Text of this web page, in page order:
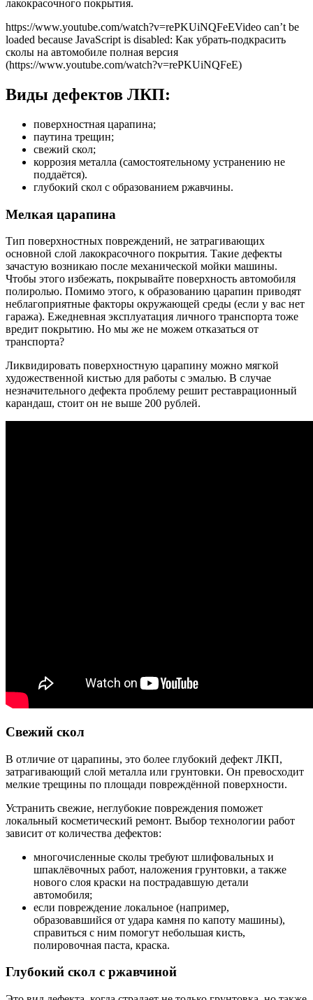
лакокрасочного покрытия.
https://www.youtube.com/watch?v=rePKUiNQFeEVideo can’t be
loaded because JavaScript is disabled: Как убрать-подкрасить
сколы на автомобиле полная версия
(https://www.youtube.com/watch?v=rePKUiNQFeE)
Виды дефектов ЛКП:
поверхностная царапина;
паутина трещин;
свежий скол;
коррозия металла (самостоятельному устранению не
поддаётся).
глубокий скол с образованием ржавчины.
Мелкая царапина
Тип поверхностных повреждений, не затрагивающих
основной слой лакокрасочного покрытия. Такие дефекты
зачастую возникаю после механической мойки машины.
Чтобы этого избежать, покрывайте поверхность автомобиля
полиролью. Помимо этого, к образованию царапин приводят
неблагоприятные факторы окружающей среды (если у вас нет
гаража). Ежедневная эксплуатация личного транспорта тоже
вредит покрытию. Но мы же не можем отказаться от
транспорта?
Ликвидировать поверхностную царапину можно мягкой
художественной кистью для работы с эмалью. В случае
незначительного дефекта проблему решит реставрационный
карандаш, стоит он не выше 200 рублей.
Свежий скол
В отличие от царапины, это более глубокий дефект ЛКП,
затрагивающий слой металла или грунтовки. Он превосходит
мелкие трещины по площади повреждённой поверхности.
Устранить свежие, неглубокие повреждения поможет
локальный косметический ремонт. Выбор технологии работ
зависит от количества дефектов:
многочисленные сколы требуют шлифовальных и
шпаклёвочных работ, наложения грунтовки, а также
нового слоя краски на пострадавшую детали
автомобиля;
если повреждение локальное (например,
образовавшийся от удара камня по капоту машины),
справиться с ним помогут небольшая кисть,
полировочная паста, краска.
Глубокий скол с ржавчиной